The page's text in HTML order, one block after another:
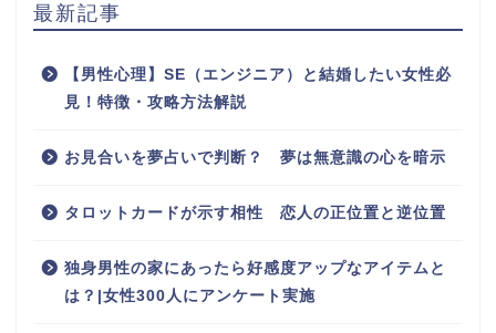
最新記事
【男性心理】SE（エンジニア）と結婚したい女性必
見！特徴・攻略方法解説
お見合いを夢占いで判断？ 夢は無意識の心を暗示
タロットカードが示す相性 恋人の正位置と逆位置
独身男性の家にあったら好感度アップなアイテムと
は？|女性300人にアンケート実施